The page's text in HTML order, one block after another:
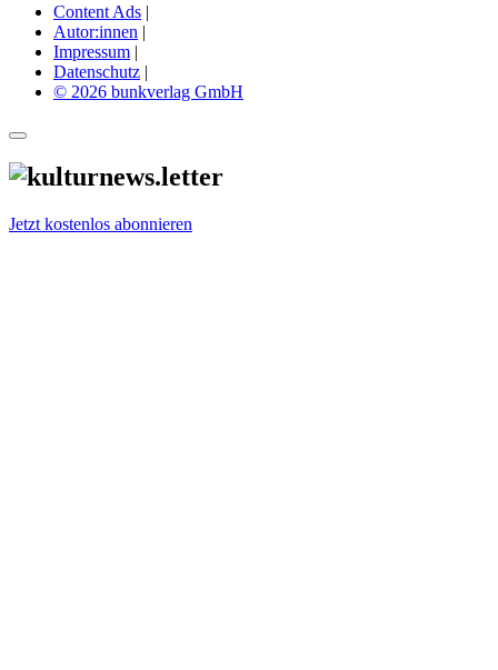
Content Ads |
Autor:innen |
Impressum |
Datenschutz |
© 2026 bunkverlag GmbH
Jetzt kostenlos abonnieren